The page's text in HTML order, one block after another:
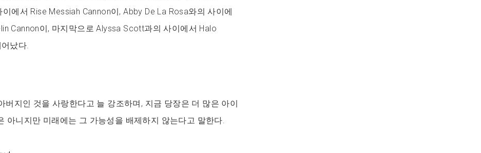
에서 Rise Messiah Cannon이, Abby De La Rosa와의 사이에
Cannon이, 마지막으로 Alyssa Scott과의 사이에서 Halo
났다.
버지인 것을 사랑한다고 늘 강조하며, 지금 당장은 더 많은 아이
아니지만 미래에는 그 가능성을 배제하지 않는다고 말한다.